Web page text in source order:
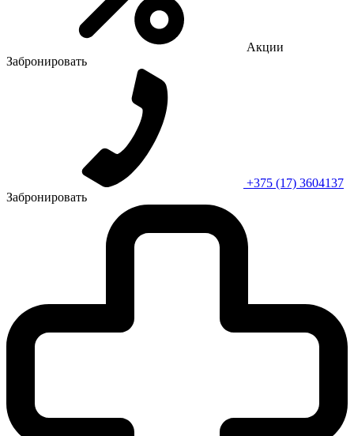
Акции
Забронировать
+375 (17) 3604137
Забронировать